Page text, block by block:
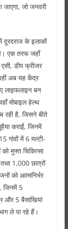
जाएगा, जो जनवरी
दूरदराज के इलाकों
एक तरफ जहाँ
डीप फ्रीजर
अब यह केंद्र
लाइफलाइन बन
मोबाइल हेल्थ
रही है, जिसने बीते
कराईं, जिनमें
गांवों में 6 मल्टी-
मुफ्त चिकित्सा
1,000 छात्रों
को आत्मनिर्भर
जिनमें 5
और 5 बैसाखियां
ले पा रहे हैं।